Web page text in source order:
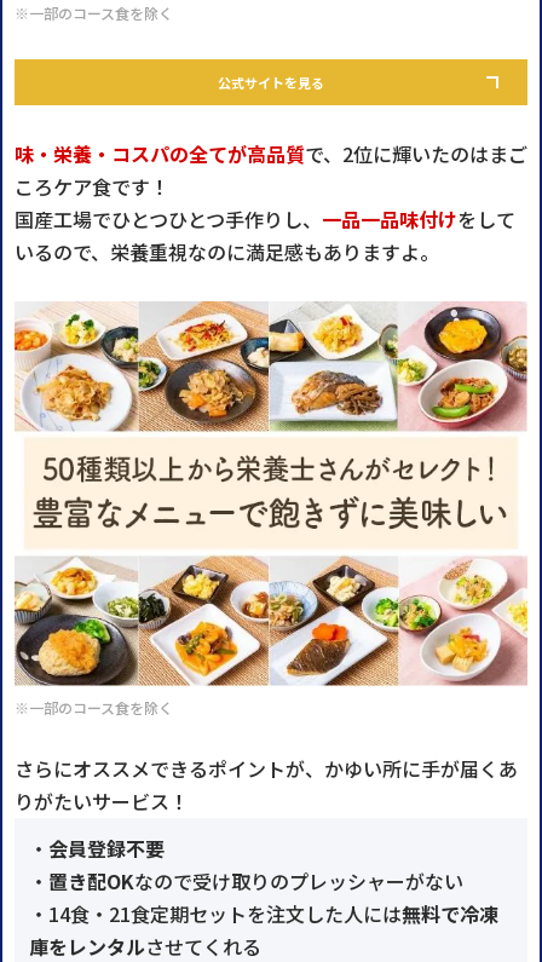
※一部のコース食を除く
公式サイトを見る
味・栄養・コスパの全てが高品質で、2位に輝いたのはまご
ころケア食です！
国産工場でひとつひとつ手作りし、 一品一品味付けをして
いるので、栄養重視なのに満足感もありますよ。
※一部のコース食を除く
さらにオススメできるポイントが、かゆい所に手が届くあ
りがたいサービス！
・ 会員登録不要
・ 置き配OKなので受け取りのプレッシャーがない
・14食・21食定期セットを注文した人には無料で冷凍
庫をレンタルさせてくれる